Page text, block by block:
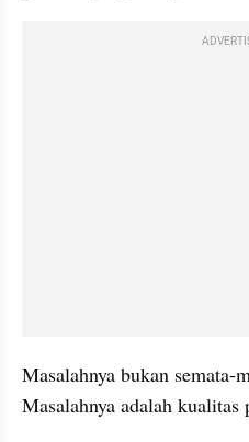
Masalahnya bukan semata-
Masalahnya adalah kualitas